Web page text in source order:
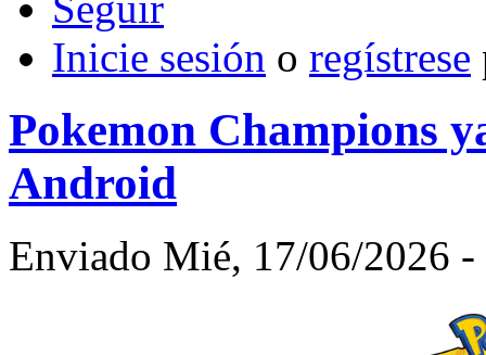
Inicie sesión o regístrese
Pokemon Champions
Android
Enviado Mié, 17/06/2026